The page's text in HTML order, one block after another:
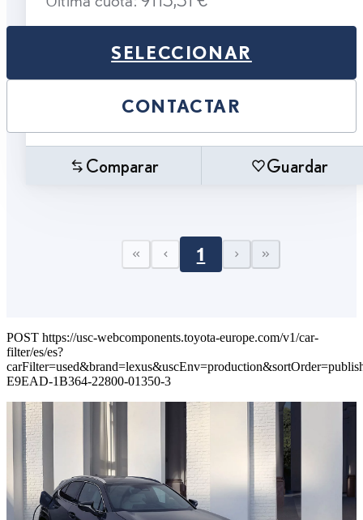
SELECCIONAR
CONTACTAR
Comparar Guardar
First page
Previous page
1
Next page
Last page
POST https://usc-webcomponents.toyota-europe.com/v1/car-
filter/es/es?
E9EAD-1B364-22800-01350-3